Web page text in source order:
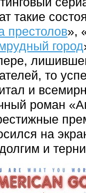
такие
престолов»,
город
то
и
роман
на
и